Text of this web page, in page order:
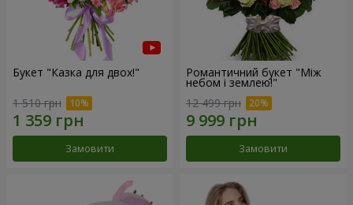
Букет "Казка для двох!"
1 510 грн
Замовити
Романтичний букет "Між
небом і землею!"
12 499 грн
Замовити